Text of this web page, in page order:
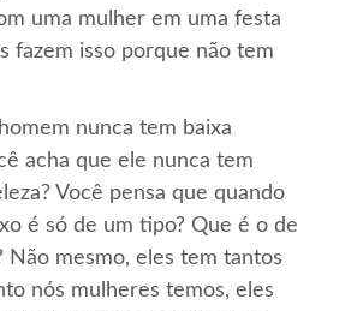
uma mulher em uma festa
fazem isso porque não tem
nunca tem baixa
acha que ele nunca tem
Você pensa que quando
é só de um tipo? Que é o de
Não mesmo, eles tem tantos
nós mulheres temos, eles